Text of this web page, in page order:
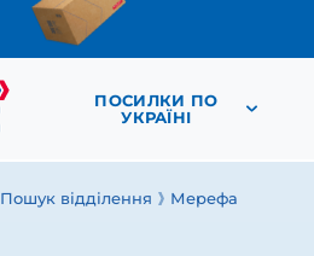
ПОСИЛКИ ПО
УКРАЇНІ
Пошук відділення Мерефа